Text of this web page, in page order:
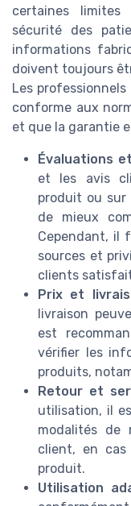
certaines
sécurité des
informations
doivent toujours
Les
conforme aux
et que la garantie
Évaluations
et les avis
produit ou sur
de mieux
Cependant, il
sources et
clients
Prix et
livraison
est
vérifier les
produits,
Retour et
utilisation, il
modalités
client, en cas
produit.
Utilisation